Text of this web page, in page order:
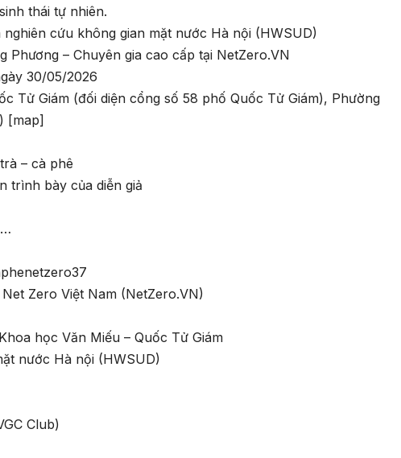
thái tự nhiên.
cứu không gian mặt nước Hà nội (HWSUD)
– Chuyên gia cao cấp tại NetZero.VN
30/05/2026
Tử Giám (đối diện cổng số 58 phố Quốc Tử Giám), Phường
[map]
– cà phê
trình bày của diễn giả
Zero Việt Nam (NetZero.VN)
học Văn Miếu – Quốc Tử Giám
nước Hà nội (HWSUD)
Club)